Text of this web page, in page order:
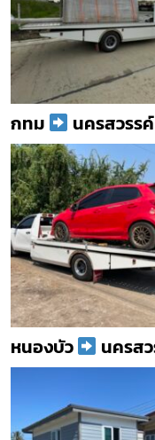
กทม นครสวรรค์
หนองบัว นครส